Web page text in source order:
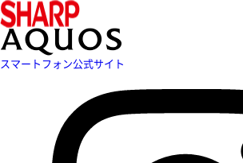
スマートフォン公式サイト